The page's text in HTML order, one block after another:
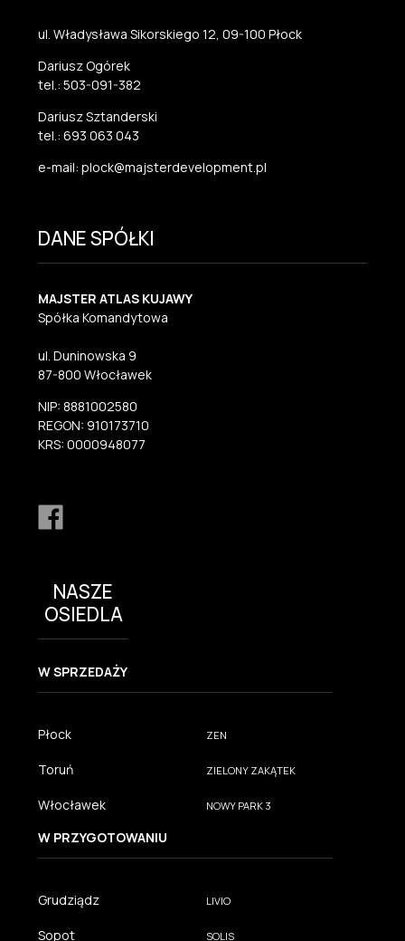
ul. Władysława Sikorskiego 12, 09-100 Płock
Dariusz Ogórek
tel.: 503-091-382
Dariusz Sztanderski
tel.: 693 063 043
e-mail: plock@majsterdevelopment.pl
DANE SPÓŁKI
MAJSTER ATLAS KUJAWY
Spółka Komandytowa
ul. Duninowska 9
87-800 Włocławek
NIP: 8881002580
REGON: 910173710
KRS: 0000948077
NASZE
OSIEDLA
W SPRZEDAŻY
Płock ZEN
Toruń ZIELONY ZAKĄTEK
Włocławek NOWY PARK 3
W PRZYGOTOWANIU
Grudziądz LIVIO
Sopot SOLIS